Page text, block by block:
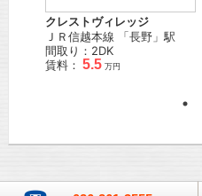
クレストヴィレッジ
ＪＲ信越本線 「長野 」駅
間取り：2DK
賃料： 5.5 万円